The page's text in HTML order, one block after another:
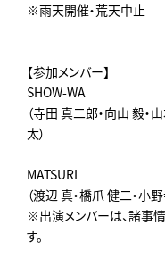
※雨天開催・荒天中止
【参加メンバー】
SHOW-WA
（寺田 真二郎・向山 毅・
太）
MATSURI
（渡辺 真・橋爪 健二・小
※出演メンバーは、諸事
す。